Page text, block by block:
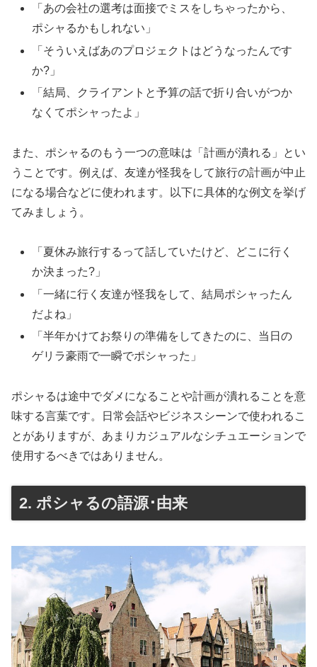
「あの会社の選考は面接でミスをしちゃったから、
ポシャるかもしれない」
「そういえばあのプロジェクトはどうなったんです
か?」
「結局、クライアントと予算の話で折り合いがつか
なくてポシャったよ」
また、ポシャるのもう一つの意味は「計画が潰れる」とい
うことです。例えば、友達が怪我をして旅行の計画が中止
になる場合などに使われます。以下に具体的な例文を挙げ
てみましょう。
「夏休み旅行するって話していたけど、どこに行く
か決まった?」
「一緒に行く友達が怪我をして、結局ポシャったん
だよね」
「半年かけてお祭りの準備をしてきたのに、当日の
ゲリラ豪雨で一瞬でポシャった」
ポシャるは途中でダメになることや計画が潰れることを意
味する言葉です。日常会話やビジネスシーンで使われるこ
とがありますが、あまりカジュアルなシチュエーションで
使用するべきではありません。
2. ポシャるの語源･由来